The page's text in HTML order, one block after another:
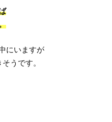
にいますが
うです。